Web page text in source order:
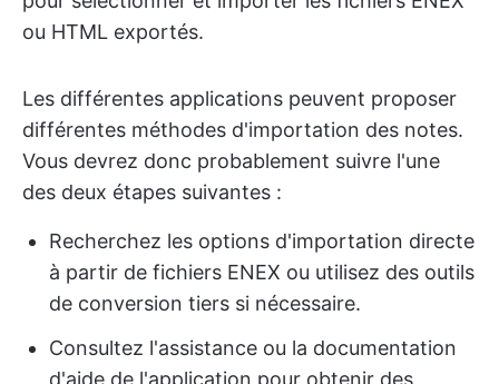
ou HTML exportés.
Les différentes applications peuvent proposer
différentes méthodes d'importation des notes.
Vous devrez donc probablement suivre l'une
des deux étapes suivantes :
Recherchez les options d'importation directe
à partir de fichiers ENEX ou utilisez des outils
de conversion tiers si nécessaire.
Consultez l'assistance ou la documentation
d'aide de l'application pour obtenir des